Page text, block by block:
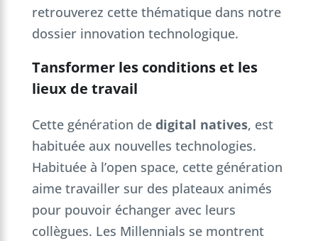
retrouverez cette thématique dans notre
dossier innovation technologique.
Tansformer les conditions et les
lieux de travail
Cette génération de digital natives, est
habituée aux nouvelles technologies.
Habituée à l’open space, cette génération
aime travailler sur des plateaux animés
pour pouvoir échanger avec leurs
collègues. Les Millennials se montrent